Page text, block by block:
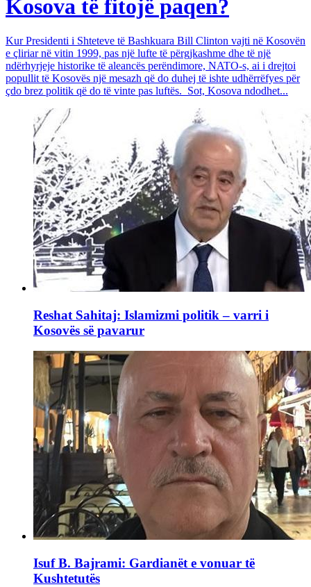
Kosova të fitojë paqen?
Kur Presidenti i Shteteve të Bashkuara Bill Clinton vajti në Kosovën
e çliriar në vitin 1999, pas një lufte të përgjkashme dhe të një
ndërhyrjeje historike të aleancës perëndimore, NATO-s, ai i drejtoi
popullit të Kosovës një mesazh që do duhej të ishte udhërrëfyes për
çdo brez politik që do të vinte pas luftës. Sot, Kosova ndodhet...
Reshat Sahitaj: Islamizmi politik – varri i
Kosovës së pavarur
Isuf B. Bajrami: Gardianët e vonuar të
Kushtetutës